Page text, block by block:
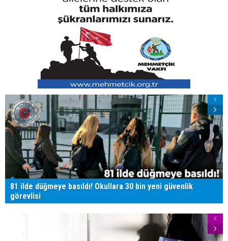
81 ilde düğmeye basıldı! Okullara 30 bin yeni güvenlik
görevlisi